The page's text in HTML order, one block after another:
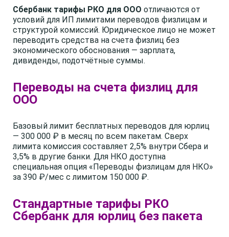
Сбербанк тарифы РКО для ООО отличаются от
условий для ИП лимитами переводов физлицам и
структурой комиссий. Юридическое лицо не может
переводить средства на счета физлиц без
экономического обоснования — зарплата,
дивиденды, подотчётные суммы.
Переводы на счета физлиц для
ООО
Базовый лимит бесплатных переводов для юрлиц
— 300 000 ₽ в месяц по всем пакетам. Сверх
лимита комиссия составляет 2,5% внутри Сбера и
3,5% в другие банки. Для НКО доступна
специальная опция «Переводы физлицам для НКО»
за 390 ₽/мес с лимитом 150 000 ₽.
Стандартные тарифы РКО
Сбербанк для юрлиц без пакета